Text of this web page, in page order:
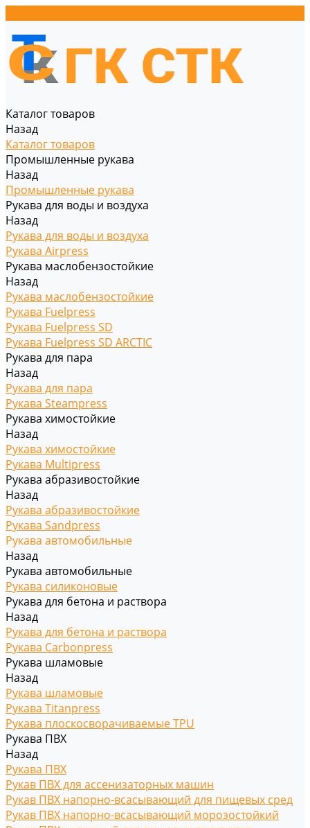
Каталог товаров
Назад
Каталог товаров
Промышленные рукава
Назад
Промышленные рукава
Рукава для воды и воздуха
Назад
Рукава для воды и воздуха
Рукава Airpress
Рукава маслобензостойкие
Назад
Рукава маслобензостойкие
Рукава Fuelpress
Рукава Fuelpress SD
Рукава Fuelpress SD ARCTIC
Рукава для пара
Назад
Рукава для пара
Рукава Steampress
Рукава химостойкие
Назад
Рукава химостойкие
Рукава Multipress
Рукава абразивостойкие
Назад
Рукава абразивостойкие
Рукава Sandpress
Рукава автомобильные
Назад
Рукава автомобильные
Рукава силиконовые
Рукава для бетона и раствора
Назад
Рукава для бетона и раствора
Рукава Carbonpress
Рукава шламовые
Назад
Рукава шламовые
Рукава Titanpress
Рукава плоскосворачиваемые TPU
Рукава ПВХ
Назад
Рукава ПВХ
Рукав ПВХ для ассенизаторных машин
Рукав ПВХ напорно-всасывающий для пищевых сред
Рукав ПВХ напорно-всасывающий морозостойкий